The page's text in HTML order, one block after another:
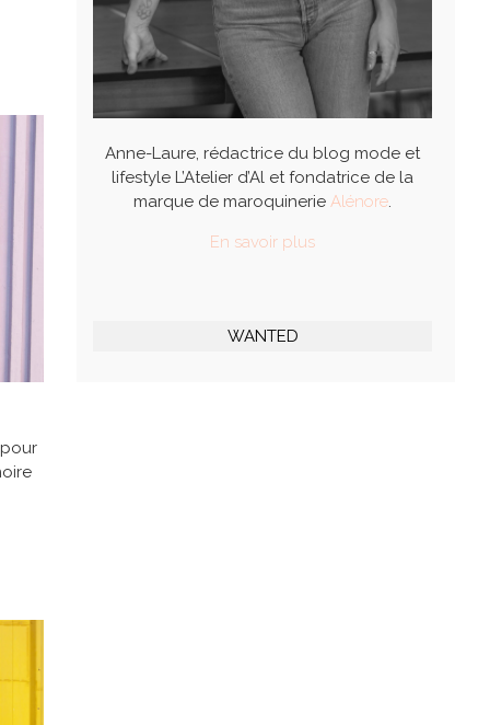
Anne-Laure, rédactrice du blog mode et
lifestyle L’Atelier d’Al et fondatrice de la
marque de maroquinerieAlénore.
En savoir plus
WANTED